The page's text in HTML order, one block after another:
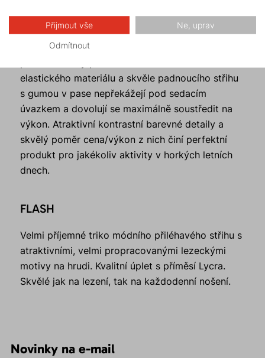
Šortky SOLO
Lezecké šortkypřinášejí maximální pohodlí nejen
elastického materiálu a skvěle padnoucího střihu
s gumou v pase nepřekážejí pod sedacím
úvazkem a dovolují se maximálně soustředit na
výkon. Atraktivní kontrastní barevné detaily a
skvělý poměr cena/výkon z nich činí perfektní
produkt pro jakékoliv aktivity v horkých letních
dnech.
FLASH
Velmi příjemné triko módního přiléhavého střihu s
atraktivními, velmi propracovanými lezeckými
motivy na hrudi. Kvalitní úplet s příměsí Lycra.
Skvělé jak na lezení, tak na každodenní nošení.
Novinky na e-mail
Přijmout vše Ne, uprav
Odmítnout